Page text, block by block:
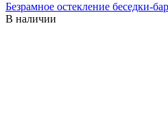
Безрамное остекление беседки-
В наличии